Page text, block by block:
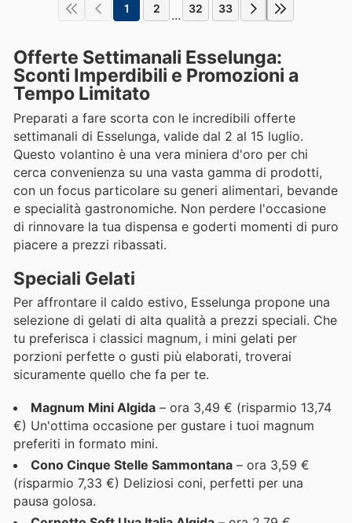
1 2 ... 32 33
Offerte Settimanali Esselunga:
Sconti Imperdibili e Promozioni a
Tempo Limitato
Preparati a fare scorta con le incredibili offerte
settimanali di Esselunga, valide dal 2 al 15 luglio.
Questo volantino è una vera miniera d'oro per chi
cerca convenienza su una vasta gamma di prodotti,
con un focus particolare su generi alimentari, bevande
e specialità gastronomiche. Non perdere l'occasione
di rinnovare la tua dispensa e goderti momenti di puro
piacere a prezzi ribassati.
Speciali Gelati
Per affrontare il caldo estivo, Esselunga propone una
selezione di gelati di alta qualità a prezzi speciali. Che
tu preferisca i classici magnum, i mini gelati per
porzioni perfette o gusti più elaborati, troverai
sicuramente quello che fa per te.
Magnum Mini Algida – ora 3,49 € (risparmio 13,74
€) Un'ottima occasione per gustare i tuoi magnum
preferiti in formato mini.
Cono Cinque Stelle Sammontana – ora 3,59 €
(risparmio 7,33 €) Deliziosi coni, perfetti per una
pausa golosa.